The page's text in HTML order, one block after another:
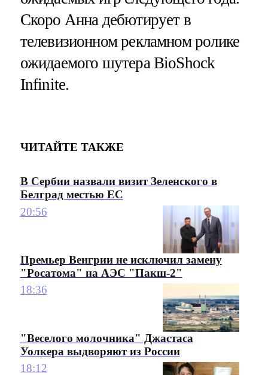
Скоро Анна дебютирует в
телевизионном рекламном ролике
ожидаемого шутера BioShock
Infinite.
ЧИТАЙТЕ ТАКЖЕ
В Сербии назвали визит Зеленского в
Белград местью ЕС
20:56
Премьер Венгрии не исключил замену
"Росатома" на АЭС "Пакш-2"
18:36
"Веселого молочника" Джастаса
Уолкера выдворяют из России
18:12